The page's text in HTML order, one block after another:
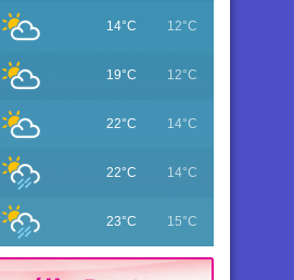
14°C 12°C
19°C 12°C
22°C 14°C
22°C 14°C
23°C 15°C